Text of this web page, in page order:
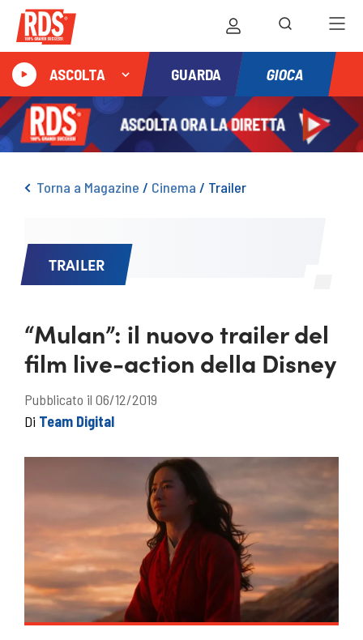
ASCOLTA GUARDA GIOCA
Torna a Magazine / Cinema / Trailer
TRAILER
“Mulan”: il nuovo trailer del
film live-action della Disney
Pubblicato il 06/12/2019
Di Team Digital